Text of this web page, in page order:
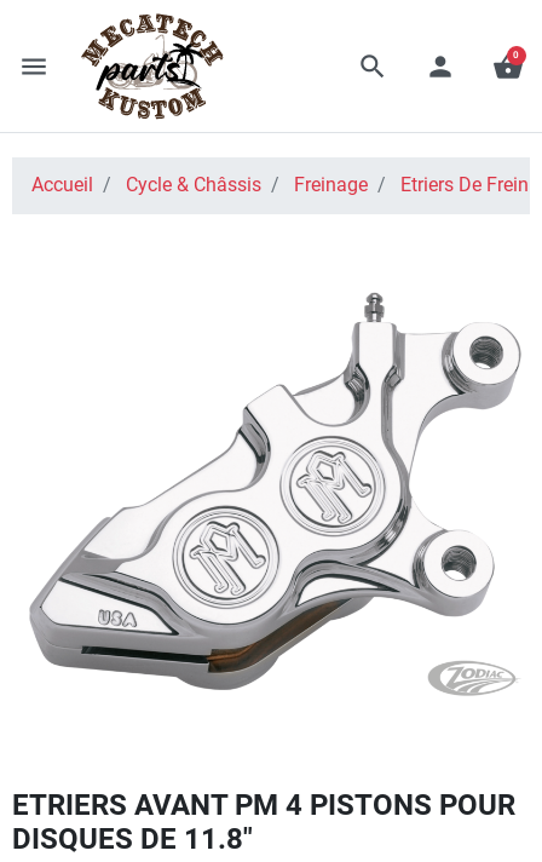
menu search person shopping_basket
0
Accueil Cycle & Châssis Freinage Etriers De Frein
ETRIERS AVANT PM 4 PISTONS POUR
DISQUES DE 11.8"